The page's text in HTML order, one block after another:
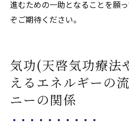
進むための一助となることを願
ぞご期待ください。
気功(天啓気功療法
えるエネルギーの
ニーの関係